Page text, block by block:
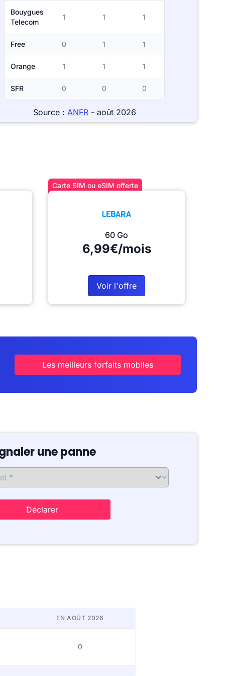
Bouygues
Telecom
1 1 1
Free 0 1 1
Orange 1 1 1
SFR 0 0 0
Source : ANFR- août 2026
Carte SIM ou eSIM offerte
60 Go
6,99€/mois
Voir l'offre
Les meilleurs forfaits mobiles
une panne
Déclarer
EN AOÛT 2026
0